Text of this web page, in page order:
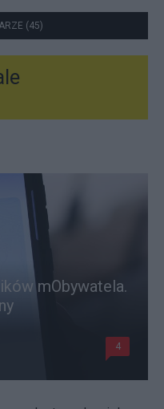
(45)
mObywatela.
4